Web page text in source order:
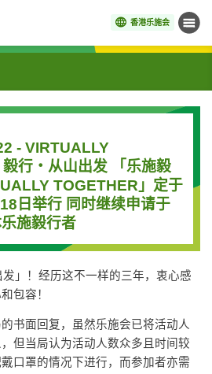
香港乐施会 菜单
- VIRTUALLY
行‧从山出发 「乐施毅
TOGETHER」定于
日举行 同时继续申请于
施毅行者
」！经历这不一样的三年，衷心感
包容！
书面回复，虽然乐施会已将活动人
但当局认为活动人数众多且时间较
口罩的情况下进行，而参加者亦需